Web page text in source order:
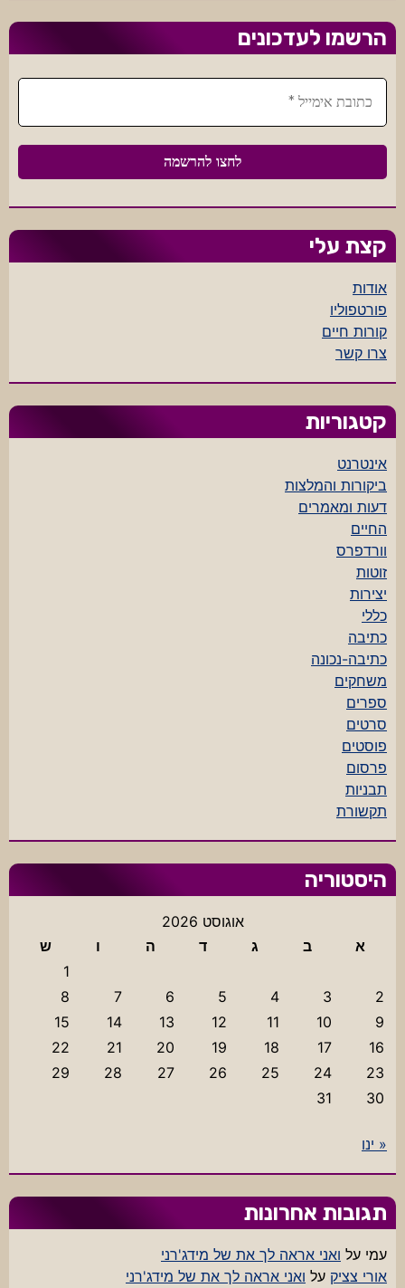
הרשמו לעדכונים
קצת עלי
אודות
פורטפוליו
קורות חיים
צרו קשר
קטגוריות
אינטרנט
ביקורות והמלצות
דעות ומאמרים
החיים
וורדפרס
זוטות
יצירות
כללי
כתיבה
כתיבה-נכונה
משחקים
ספרים
סרטים
פוסטים
פרסום
תבניות
תקשורת
היסטוריה
אוגוסט 2026
א
ב ג ד ה ו
ש
1
2
3
4
5
6
7
8
9
10
11
12
13
14
15
16
17
18
19
20
21
22
23
24
25
26
27
28
29
30
31
« ינו
תגובות אחרונות
עמי על ואני אראה לך את של מידג'רני
אורי צציק על ואני אראה לך את של מידג'רני